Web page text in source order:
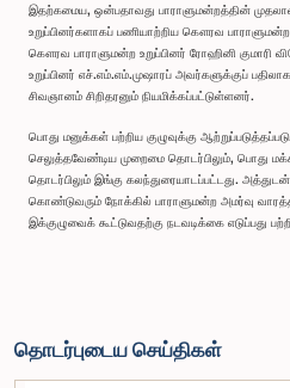
இதற்கமைய, ஒன்பதாவது பாராளுமன்றத்தின்
உறுப்பினர்களாகப் பணியாற்றிய கௌரவ பாராளுமன்ற
கௌரவ பாராளுமன்ற உறுப்பினர் ரோஹினி குமாரி
உறுப்பினர் எச்.எம்.எம்.முஷாரப் அவர்களுக்குப்
சிவஞானம் சிறிதரனும் நியமிக்கப்பட்டுள்ளனர்.
பொது மனுக்கள் பற்றிய குழுவுக்கு
செலுத்தவேண்டிய முறைமை தொடர்பிலும், பொது
தொடர்பிலும் இங்கு கலந்துரையாடப்பட்டது.
கொண்டுவரும் நோக்கில் பாராளுமன்ற அமர்வு
இக்குழுவைக் கூட்டுவதற்கு நடவடிக்கை எடுப்பது
தொடர்புடைய செய்திகள்